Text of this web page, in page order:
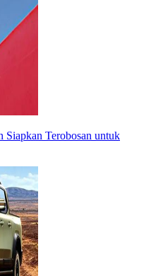
Siapkan Terobosan untuk